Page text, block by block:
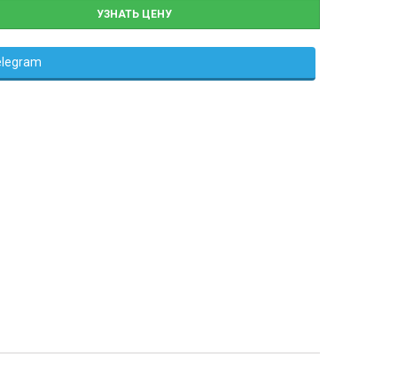
УЗНАТЬ ЦЕНУ